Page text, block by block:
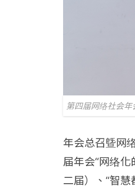
第四届网络社会
年会总召曁网
届年会“网络
二届）、“智